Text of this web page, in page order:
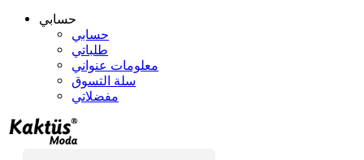
حسابي
حسابي
طلباتي
معلومات عنواني
سلة التسوق
مفضلاتي